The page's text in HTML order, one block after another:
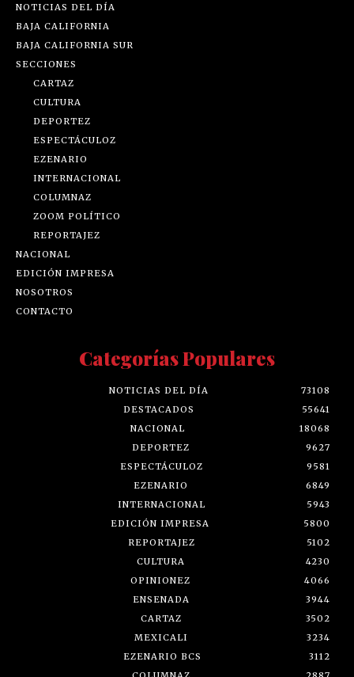
NOTICIAS DEL DÍA
BAJA CALIFORNIA
BAJA CALIFORNIA SUR
SECCIONES
CARTAZ
CULTURA
DEPORTEZ
ESPECTÁCULOZ
EZENARIO
INTERNACIONAL
COLUMNAZ
ZOOM POLÍTICO
REPORTAJEZ
NACIONAL
EDICIÓN IMPRESA
NOSOTROS
CONTACTO
Categorías Populares
NOTICIAS DEL DÍA
73108
DESTACADOS
55641
NACIONAL
18068
DEPORTEZ
9627
ESPECTÁCULOZ
9581
EZENARIO
6849
INTERNACIONAL
5943
EDICIÓN IMPRESA
5800
REPORTAJEZ
5102
CULTURA
4230
OPINIONEZ
4066
ENSENADA
3944
CARTAZ
3502
MEXICALI
3234
EZENARIO BCS
3112